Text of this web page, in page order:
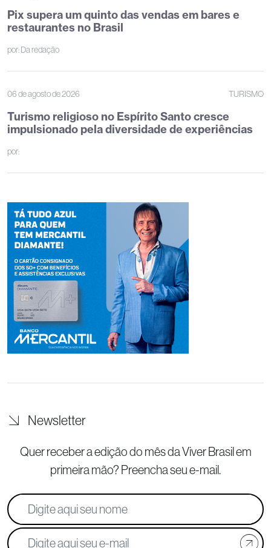
Pix supera um quinto das vendas em bares e
restaurantes no Brasil
por:Da redação
06 de agosto de 2026 TURISMO
Turismo religioso no Espírito Santo cresce
impulsionado pela diversidade de experiências
por:
Newsletter
Quer receber a edição do mês da Viver Brasilem
primeira mão? Preencha seu e-mail.